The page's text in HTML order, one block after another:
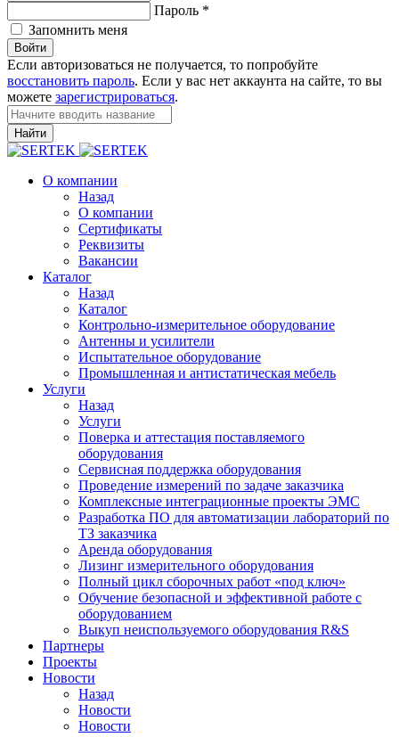
Пароль *
Запомнить меня
Войти
Если авторизоваться не получается, то попробуйте
восстановить пароль. Если у вас нет аккаунта на сайте, то вы
можете зарегистрироваться.
Найти
О компании
Назад
О компании
Сертификаты
Реквизиты
Вакансии
Каталог
Назад
Каталог
Контрольно-измерительное оборудование
Антенны и усилители
Испытательное оборудование
Промышленная и антистатическая мебель
Услуги
Назад
Услуги
Поверка и аттестация поставляемого
оборудования
Сервисная поддержка оборудования
Проведение измерений по задаче заказчика
Комплексные интеграционные проекты ЭМС
Разработка ПО для автоматизации лабораторий по
ТЗ заказчика
Аренда оборудования
Лизинг измерительного оборудования
Полный цикл сборочных работ «под ключ»
Обучение безопасной и эффективной работе с
оборудованием
Выкуп неиспользуемого оборудования R&S
Партнеры
Проекты
Новости
Назад
Новости
Новости